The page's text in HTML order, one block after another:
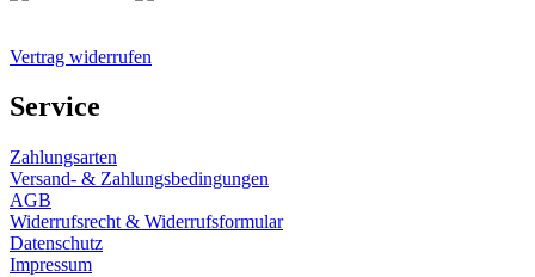
Vertrag widerrufen
Service
Zahlungsarten
Versand- & Zahlungsbedingungen
AGB
Widerrufsrecht & Widerrufsformular
Datenschutz
Impressum